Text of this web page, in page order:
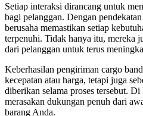
Setiap interaksi dirancang untuk
bagi pelanggan. Dengan
berusaha memastikan setiap
terpenuhi. Tidak hanya itu, mereka
dari pelanggan untuk terus
Keberhasilan pengiriman cargo
kecepatan atau harga, tetapi juga
diberikan selama proses tersebut.
merasakan dukungan penuh dari
barang Anda.